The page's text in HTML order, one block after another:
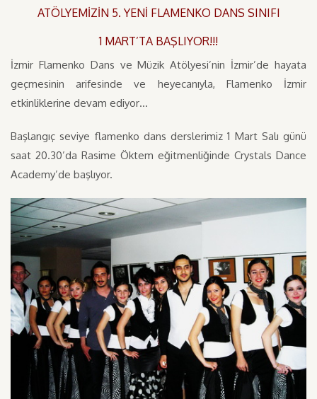
ATÖLYEMİZİN 5. YENİ FLAMENKO DANS SINIFI
1 MART’TA BAŞLIYOR!!!
İzmir Flamenko Dans ve Müzik Atölyesi’nin İzmir’de hayata
geçmesinin arifesinde ve heyecanıyla, Flamenko İzmir
etkinliklerine devam ediyor…
Başlangıç seviye flamenko dans derslerimiz 1 Mart Salı günü
saat 20.30’da Rasime Öktem eğitmenliğinde Crystals Dance
Academy’de başlıyor.